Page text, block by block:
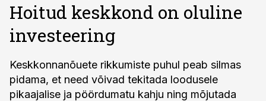
Hoitud keskkond on oluline
investeering
Keskkonnanõuete rikkumiste puhul peab silmas
pidama, et need võivad tekitada loodusele
pikaajalise ja pöördumatu kahju ning mõjutada